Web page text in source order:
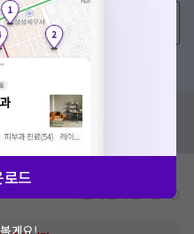
양한 게시글 보러가기
드
게요!